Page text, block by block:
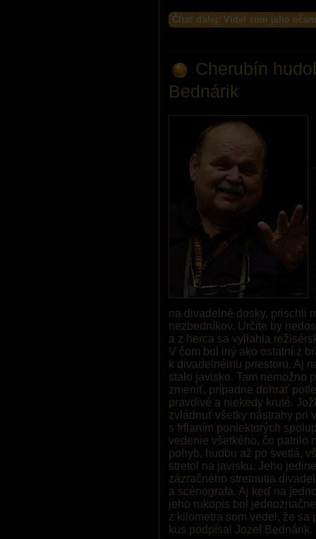
Čítať ďalej: Videl som jeho
Cherubín
Bednárik
na divadelné dosky, prischli
nezbedníkov. Určite by
a z herca sa vyliahla
V čom bol iný ako ostatní z
k divadelnému priestoru. Aj
stalo javisko. Tam nemožno
zmeniť, prípadne dohrať
pravdivé a niekedy kruté.
zvládnuť všetky nástrahy pri
s frflaním poniektorých
vedenie všetkého, čo patrilo
pohyb, hudbu až po svetlá,
stretol na javisku. Jeho
zázračného stretnutia
a scénografa. Aj keď na
jeho rukopis bol
z kilometra som vedel, že
kus podpísal Jozef Bednárik.